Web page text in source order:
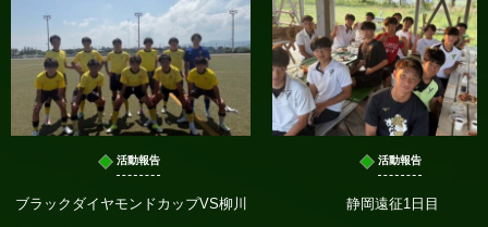
活動報告
ブラックダイヤモンドカップVS柳川
活動報告
静岡遠征1日目